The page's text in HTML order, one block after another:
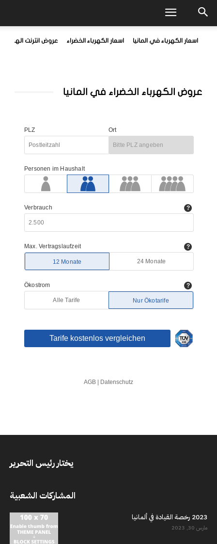
اسعار الكهرباء في المانيا اسعار الكهرباء الخضراء عروض انترنت
عروض الكهرباء الخضراء في المانيا
يختار رئيس التحرير
المشاركات الشعبية
2023 رخصة القيادة في ألمانيا
مارس 30, 2023